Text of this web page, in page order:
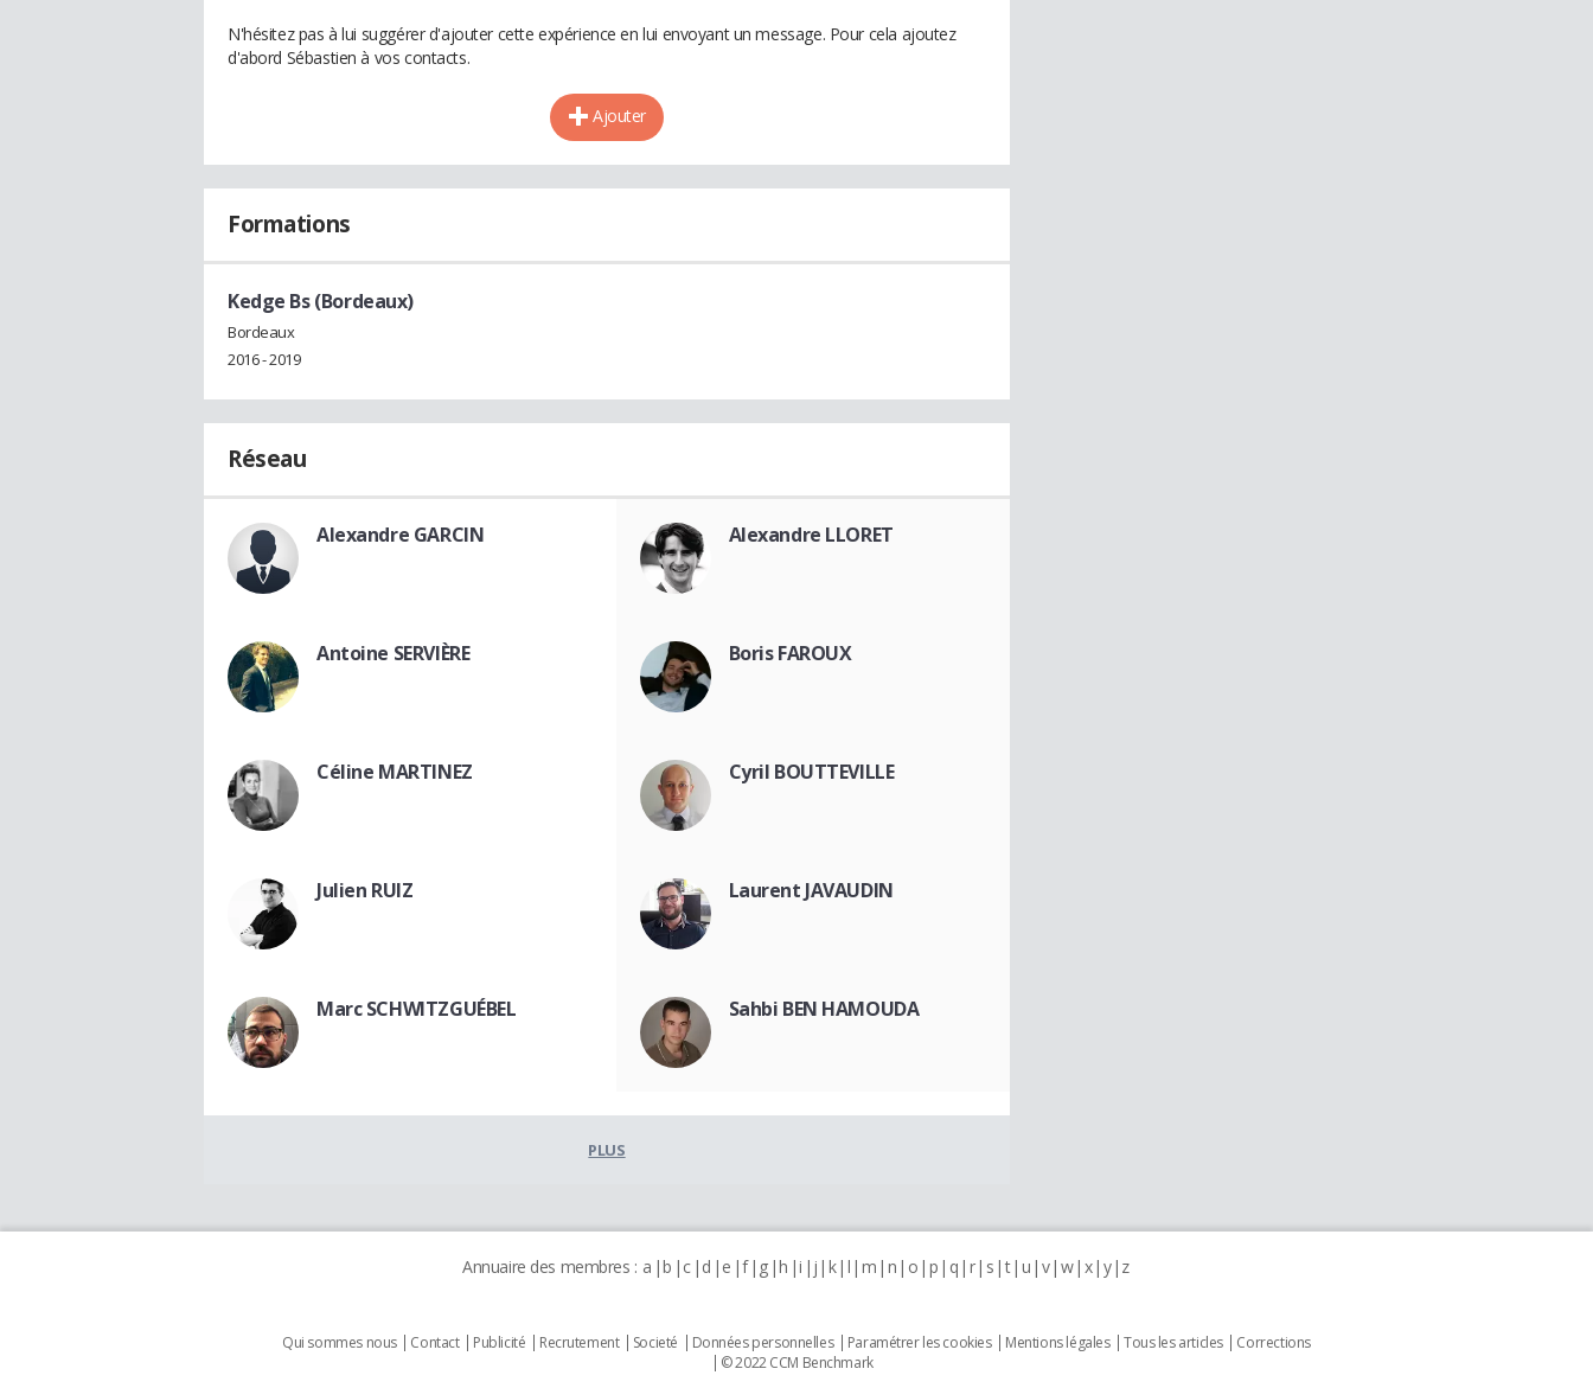
N'hésitez pas à lui suggérer d'ajouter cette expérience en lui envoyant un message. Pour cela ajoutez
d'abord Sébastien à vos contacts.
Ajouter
Formations
Kedge Bs (Bordeaux)
Bordeaux
2016 - 2019
Réseau
Alexandre GARCIN Alexandre LLORET
Antoine SERVIÈRE Boris FAROUX
Céline MARTINEZ Cyril BOUTTEVILLE
Julien RUIZ Laurent JAVAUDIN
Marc SCHWITZGUÉBEL Sahbi BEN HAMOUDA
PLUS
Annuaire des membres : a b c d e f g h i j k l m n o p q r s t u v w x y z
Qui sommes nous Contact Publicité Recrutement Societé Données personnelles Paramétrer les cookies Mentions légales Tous les articles
Corrections
© 2022 CCM Benchmark